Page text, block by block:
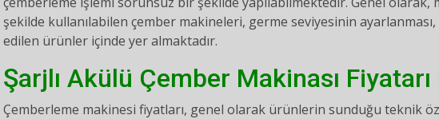
şekilde kullanılabilen çember makineleri, germe seviyesinin
edilen ürünler içinde yer almaktadır.
Şarjlı Akülü Çember Makinası
Çemberleme makinesi fiyatları, genel olarak ürünlerin sunduğu teknik